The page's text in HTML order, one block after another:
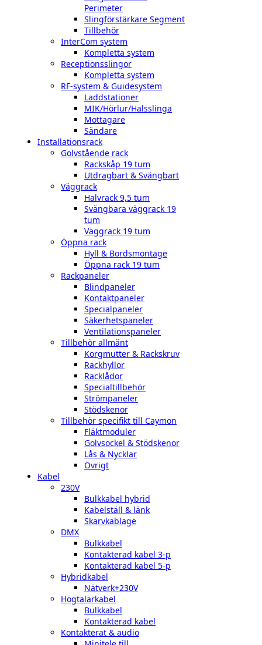
Perimeter
Slingförstärkare Segment
Tillbehör
InterCom system
Kompletta system
Receptionsslingor
Kompletta system
RF-system & Guidesystem
Laddstationer
MIK/Hörlur/Halsslinga
Mottagare
Sändare
Installationsrack
Golvstående rack
Rackskåp 19 tum
Utdragbart & Svängbart
Väggrack
Halvrack 9,5 tum
Svängbara väggrack 19
tum
Väggrack 19 tum
Öppna rack
Hyll & Bordsmontage
Öppna rack 19 tum
Rackpaneler
Blindpaneler
Kontaktpaneler
Specialpaneler
Säkerhetspaneler
Ventilationspaneler
Tillbehör allmänt
Korgmutter & Rackskruv
Rackhyllor
Racklådor
Specialtillbehör
Strömpaneler
Stödskenor
Tillbehör specifikt till Caymon
Fläktmoduler
Golvsockel & Stödskenor
Lås & Nycklar
Övrigt
Kabel
230V
Bulkkabel hybrid
Kabelställ & länk
Skarvkablage
DMX
Bulkkabel
Kontakterad kabel 3-p
Kontakterad kabel 5-p
Hybridkabel
Nätverk+230V
Högtalarkabel
Bulkkabel
Kontakterad kabel
Kontakterat & audio